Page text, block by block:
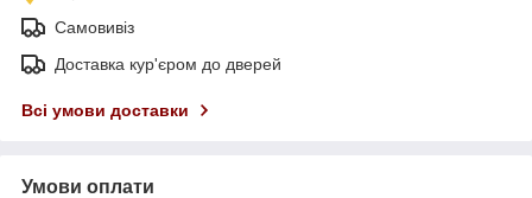
Самовивіз
Доставка кур'єром до дверей
Всі умови доставки
Умови оплати